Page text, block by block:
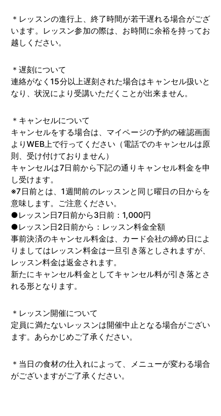
＊レッスンの進行上、終了時間が若干遅れる場合がござ
います。レッスン参加の際は、お時間に余裕を持ってお
越しください。
＊遅刻について
連絡がなく15分以上遅刻された場合はキャンセル扱いと
なり、状況により受講いただくことが出来ません。
＊キャンセルについて
キャンセルをする場合は、マイページの予約の確認画面
よりWEB上で行ってください（電話でのキャンセルは原
則、受け付けておりません）
キャンセルは7日前から下記の通りキャンセル料金を申
し受けます。
※7日前とは、1週間前のレッスンと同じ曜日の日からを
意味します。ご注意ください。
●レッスン日7日前から3日前：1,000円
●レッスン日2日前から：レッスン料金全額
事前決済のキャンセル料金は、カード会社の締め日によ
りましてはレッスン料金は一旦引き落としされますが、
レッスン料金は返金されます。
新たにキャンセル料金としてキャンセル料が引き落とさ
れる形となります。
＊レッスン開催について
定員に満たないレッスンは開催中止となる場合がござい
ます。あらかじめご了承ください。
＊当日の食材の仕入れによって、メニューが変わる場合
がございますがご了承ください。